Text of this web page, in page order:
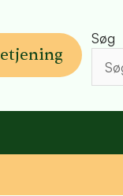
Søg